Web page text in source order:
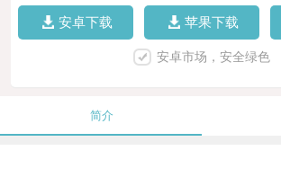
安卓下载 苹果下载
安卓市场，安全绿色
简介